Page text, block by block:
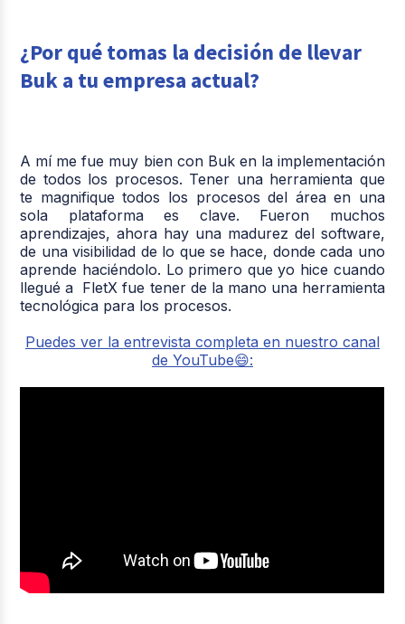
¿Por qué tomas la decisión de llevar
Buk a tu empresa actual?
A mí me fue muy bien con Buk en la implementación
de todos los procesos. Tener una herramienta que
te magnifique todos los procesos del área en una
sola plataforma es clave. Fueron muchos
aprendizajes, ahora hay una madurez del software,
de una visibilidad de lo que se hace, donde cada uno
aprende haciéndolo. Lo primero que yo hice cuando
llegué a FletX fue tener de la mano una herramienta
tecnológica para los procesos.
Puedes ver la entrevista completa en nuestro canal
de YouTube😄: